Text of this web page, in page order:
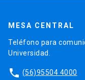
MESA CENTRAL
Teléfono para
Universidad.
phone (56)95504 4000